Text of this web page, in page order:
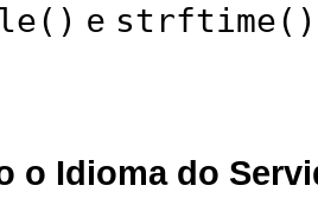
e strftime()
o Idioma do